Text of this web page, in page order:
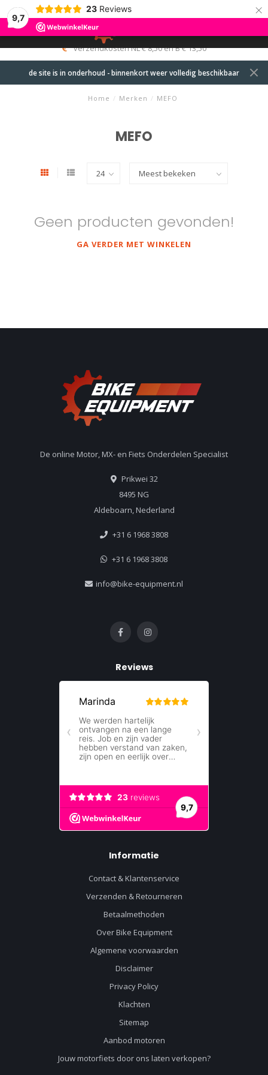
9,7
23 Reviews ×
MENU
0
verzendkosten NL € 8,50 en B € 13,50
de site is in onderhoud - binnenkort weer volledig beschikbaar
Home / Merken / MEFO
MEFO
Geen producten gevonden!
GA VERDER MET WINKELEN
De online Motor, MX- en Fiets Onderdelen Specialist
Prikwei 32
8495 NG
Aldeboarn, Nederland
+31 6 1968 3808
+31 6 1968 3808
info@bike-equipment.nl
Reviews
Informatie
Contact & Klantenservice
Verzenden & Retourneren
Betaalmethoden
Over Bike Equipment
Algemene voorwaarden
Disclaimer
Privacy Policy
Klachten
Sitemap
Aanbod motoren
Jouw motorfiets door ons laten verkopen?